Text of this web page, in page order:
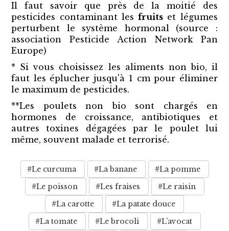
Il faut savoir que près de la moitié des
pesticides contaminant les fruitset légumes
perturbent le système hormonal (source :
association Pesticide Action Network Pan
Europe)
* Si vous choisissez les aliments non bio, il
faut les éplucher jusqu'à 1 cm pour éliminer
le maximum de pesticides.
**Les poulets non bio sont chargés en
hormones de croissance, antibiotiques et
autres toxines dégagées par le poulet lui
même, souvent malade et terrorisé.
#Le curcuma #La banane
#La pomme
#Le poisson
#Les fraises
#Le raisin
#La carotte
#La patate douce
#La tomate
#Le brocoli
#L’avocat